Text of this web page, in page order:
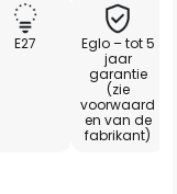
E27
Eglo – tot 5
jaar
garantie
(zie
voorwaard
en van de
fabrikant)